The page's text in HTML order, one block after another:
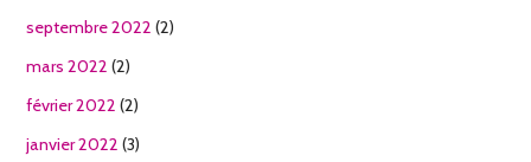
septembre 2022 (2)
mars 2022 (2)
février 2022 (2)
janvier 2022 (3)